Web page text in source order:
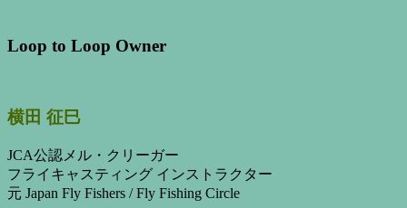
Loop to Loop Owner
横田 征巳
JCA公認メル・クリーガー
フライキャスティング インストラクター
元 Japan Fly Fishers / Fly Fishing Circle